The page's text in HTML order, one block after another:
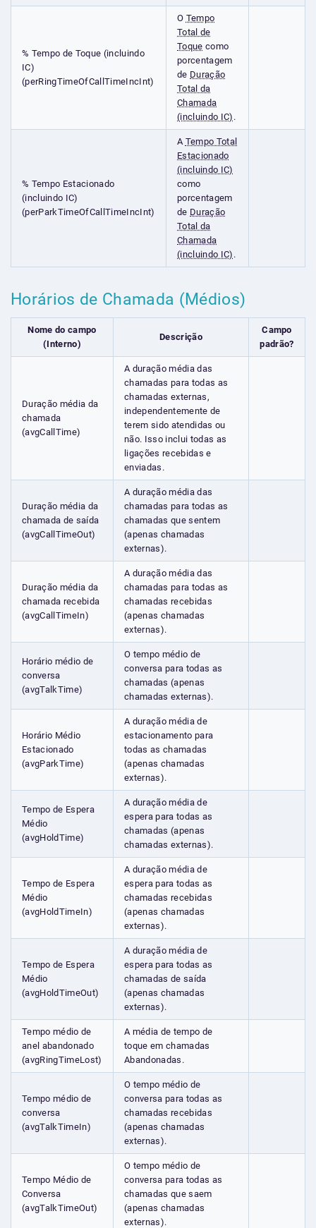
% Tempo de Toque (incluindo
IC)
(perRingTimeOfCallTimeIncInt)
O Tempo
Total de
Toque como
porcentagem
de Duração
Total da
Chamada
(incluindo IC) .
% Tempo Estacionado
(incluindo IC)
(perParkTimeOfCallTimeIncInt)
A Tempo Total
Estacionado
(incluindo IC)
como
porcentagem
de Duração
Total da
Chamada
(incluindo IC) .
Horários de Chamada (Médios)
Nome do campo
(Interno)
Descrição
Campo
padrão?
Duração média da
chamada
(avgCallTime)
A duração média das
chamadas para todas as
chamadas externas,
independentemente de
terem sido atendidas ou
não. Isso inclui todas as
ligações recebidas e
enviadas.
Duração média da
chamada de saída
(avgCallTimeOut)
A duração média das
chamadas para todas as
chamadas que sentem
(apenas chamadas
externas).
Duração média da
chamada recebida
(avgCallTimeIn)
A duração média das
chamadas para todas as
chamadas recebidas
(apenas chamadas
externas).
Horário médio de
conversa
(avgTalkTime)
O tempo médio de
conversa para todas as
chamadas (apenas
chamadas externas).
Horário Médio
Estacionado
(avgParkTime)
A duração média de
estacionamento para
todas as chamadas
(apenas chamadas
externas).
Tempo de Espera
Médio
(avgHoldTime)
A duração média de
espera para todas as
chamadas (apenas
chamadas externas).
Tempo de Espera
Médio
(avgHoldTimeIn)
A duração média de
espera para todas as
chamadas recebidas
(apenas chamadas
externas).
Tempo de Espera
Médio
(avgHoldTimeOut)
A duração média de
espera para todas as
chamadas de saída
(apenas chamadas
externas).
Tempo médio de
anel abandonado
(avgRingTimeLost)
A média de tempo de
toque em chamadas
Abandonadas.
Tempo médio de
conversa
(avgTalkTimeIn)
O tempo médio de
conversa para todas as
chamadas recebidas
(apenas chamadas
externas).
Tempo Médio de
Conversa
(avgTalkTimeOut)
O tempo médio de
conversa para todas as
chamadas que saem
(apenas chamadas
externas).